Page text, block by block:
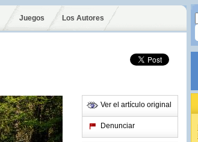
Juegos Los Autores
Ver el artículo original
Denunciar